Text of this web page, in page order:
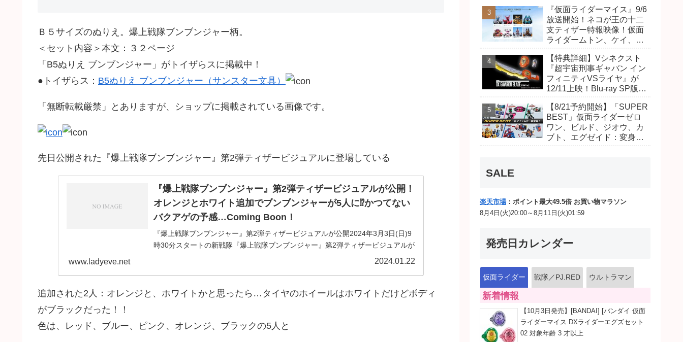
Ｂ５サイズのぬりえ。爆上戦隊ブンブンジャー柄。
＜セット内容＞本文：３２ページ
「B5ぬりえ ブンブンジャー」がトイザらスに掲載中！
●トイザらス： B5ぬりえ ブンブンジャー（サンスター文具）
「無断転載厳禁」とありますが、ショップに掲載されている画像です。
先日公開された『爆上戦隊ブンブンジャー』第2弾ティザービジュアルに登場している
『爆上戦隊ブンブンジャー』第2弾ティザービジュアルが公開！
オレンジとホワイト追加でブンブンジャーが5人に⁉かつてない
バクアゲの予感…Coming Boon！
『爆上戦隊ブンブンジャー』第2弾ティザービジュアルが公開2024年3月3日(日)9
時30分スタートの新戦隊『爆上戦隊ブンブンジャー』第2弾ティザービジュアルが
公開されました！ブンブンブンブーン！！！！！#爆上戦隊ブンブンジャー第2弾
www.ladyeve.net 2024.01.22
追加された2人：オレンジと、ホワイトかと思ったら…タイヤのホイールはホワイトだけどボディ
がブラックだった！！
色は、レッド、ブルー、ピンク、オレンジ、ブラックの5人と
尾達臣のキャストが発表！
トリガーのアキト金子隼也
さんも変身！
『仮面ライダーマイス』9/6
放送開始！ネコが王の十二
支ティザー特報映像！仮面
ライダームトン、ケイ、ヴ
開！ライダーは子丑寅卯辰
巳午未申酉戌亥猫猫の14
人⁉
【特典詳細】Vシネクスト
『超宇宙刑事ギャバン イン
フィニティVSライヤ』が
12/11上映！Blu-ray SP版は
(エタニティver.)」「ユカイ
ダーエモルギー」ほか豪華
特典付き！
【8/21予約開始】「SUPER
BEST」仮面ライダーゼロ
ワン、ビルド、ジオウ、カ
ブト、エグゼイド：変身ベ
SALE
楽天市場 ：ポイント最大49.5倍 お買い物マラソン
8月4日(火)20:00～8月11日(火)01:59
発売日カレンダー
仮面ライダー 戦隊／PJ.RED ウルトラマン
新着情報
【10月3日発売】[BANDAI] [バンダイ 仮面
ライダーマイス DXライダーエグズセット
02 対象年齢 3 才以上